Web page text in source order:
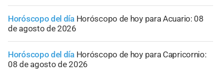
Horóscopo del día Horóscopo de hoy para Acuario: 08
de agosto de 2026
Horóscopo del día Horóscopo de hoy para Capricornio:
08 de agosto de 2026